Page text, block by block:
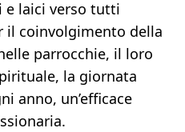
laici verso tutti
il coinvolgimento della
parrocchie, il loro
la giornata
anno, un’efficace